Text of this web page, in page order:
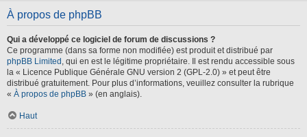
À propos de phpBB
Qui a développé ce logiciel de forum de discussions ?
Ce programme (dans sa forme non modifiée) est produit et distribué par
phpBB Limited , qui en est le légitime propriétaire. Il est rendu accessible sous
la « Licence Publique Générale GNU version 2 (GPL-2.0) » et peut être
distribué gratuitement. Pour plus d’informations, veuillez consulter la rubrique
« À propos de phpBB » (en anglais).
Haut